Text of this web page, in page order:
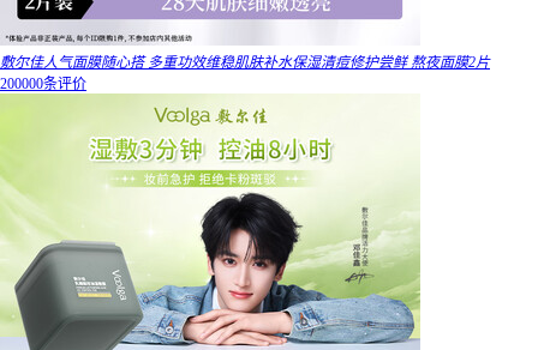
敷尔佳人气面膜随心搭 多重功效维稳肌肤补水保湿清痘修护尝鲜 熬夜面膜2片
200000条评价